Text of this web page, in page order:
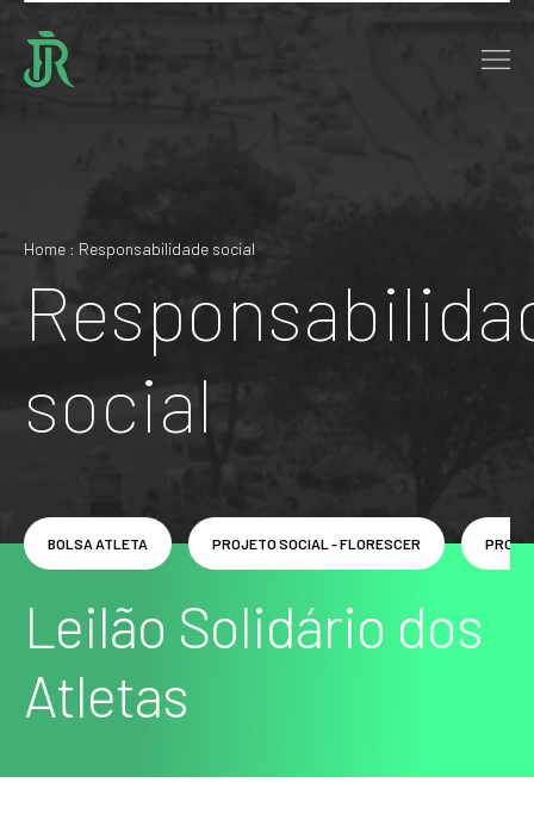
Home : Responsabilidade social
social
Leilão Solidário dos
Atletas
BOLSA ATLETA PROJETO SOCIAL - FLORESCER